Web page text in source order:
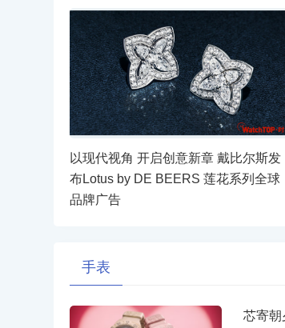
以现代视角 开启创意新章 戴比尔斯发
布Lotus by DE BEERS 莲花系列全球
品牌广告
手表
芯寄朝